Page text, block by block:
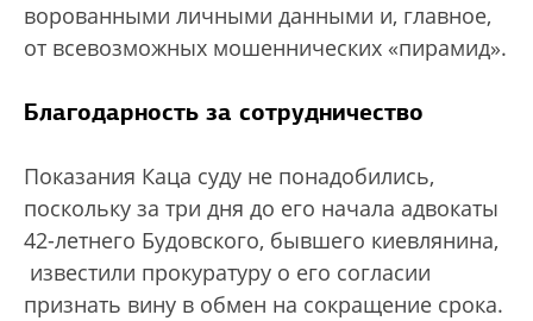
ворованными личными данными и, главное,
от всевозможных мошеннических «пирамид».
Благодарность за сотрудничество
Показания Каца суду не понадобились,
поскольку за три дня до его начала адвокаты
42-летнего Будовского, бывшего киевлянина,
известили прокуратуру о его согласии
признать вину в обмен на сокращение срока.